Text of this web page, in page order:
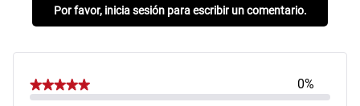
Por favor, inicia sesión para escribir un comentario.
0%